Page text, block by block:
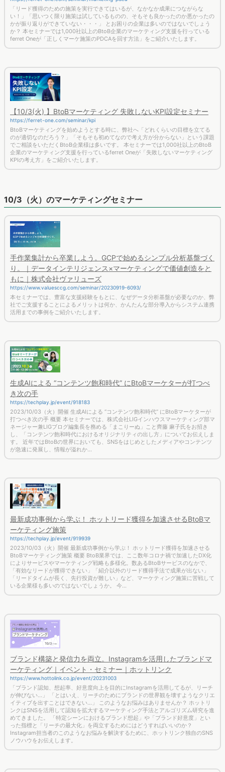
「リード獲得のための施策を実行できてはいるが、なかなか成果につながらな
い！」「思いつく限り施策は試しているものの、そもそも良かったのか悪かったの
かが振り返りができていない・・・」 とお困りの企業は多いのではないでしょう
か？ 本セミナーでは1,000社以上のBtoB企業のマーケティング支援を行っている
ferret Oneが「正しくマーケ施策のPDCAを回す方法」をご紹介いたします。
【10/3(火) 】BtoBマーケティング 失敗しないKPI設定セミナー
https://ferret-one.com/seminar/kpi
BtoBマーケティングを始めようとする時に、弊社へ「どれくらいの目標を立てる
のが適切なのだろう？」「そもそも初めてなので考え方が分からない」という課題
でご相談をいただくBtoB企業様は多いです。 本セミナーでは1,000社以上のBtoB
企業のマーケティング支援を行っているferret Oneが「失敗しないマーケティング
KPIの考え方」をご紹介いたします。
10/3（火）のマーケティングセミナー
手作業集計から卒業しよう。GCPで始めるシンプル分析基盤づく
り。｜データインテリジェンス×マーケティングで価値創造をと
もに｜株式会社ヴァリューズ
https://www.valuesccg.com/seminar/20230919-6093/
本セミナーでは、豊富な支援経験をもとに、なぜデータ分析基盤が必要なのか、弊
社でご支援することによるメリットは何か、かんたんな部分導入からシステム連携
活用までの事例をご紹介いたします。
生成AIによる “コンテンツ飽和時代” にBtoBマーケターが打つべ
き次の手
https://techplay.jp/event/918183
2023/10/03（火）開催 生成AIによる “コンテンツ飽和時代” にBtoBマーケターが
打つべき次の手 概要 本セミナーでは、株式会社LIGインハウスマーケティング部マ
ネージャー兼LIGブログ編集長を務める「まこりーぬ」こと齊藤 麻子氏をお招き
し、「コンテンツ飽和時代におけるオリジナリティの出し方」についてお伝えしま
す。 近年ではBtoBの世界においても、SNSをはじめとしたメディアやコンテンツ
が急速に発展し、情報が溢れか...
最新成功事例から学ぶ！ ホットリード獲得を加速させるBtoBマ
ーケティング施策
https://techplay.jp/event/919939
2023/10/03（火）開催 最新成功事例から学ぶ！ ホットリード獲得を加速させる
BtoBマーケティング施策 概要 BtoB業界では、ここ数年コロナ禍で加速したDX化
によりサービスやマーケティング戦略も多様化。数あるBtoBサービスのなかで、
「有効なリードが獲得できない」「紹介以外のリード獲得手法で成果が出ない」
「リードタイムが長く、先行投資が難しい」など、マーケティング施策に苦戦して
いる企業様も多いのではないでしょうか。 今...
ブランド構築と発信力を両立。Instagramを活用したブランドマ
ーケティング｜イベント・セミナー｜ホットリンク
https://www.hottolink.co.jp/event/20231003
「ブランド認知、想起率、好意度向上を目的にInstagramを活用してるが、リーチ
が伸びない...」 「とはいえ、リーチのためにブランドの世界観を壊すようなクリエ
イティブを出すことはできない...」 このようなお悩みはありませんか？ ホットリ
ンクはSNSを活用して認知を拡大するマーケティング手法とアルゴリズム研究を進
めてきました。 「特定シーンにおけるブランド想起」や「ブランド好意度」とい
った指標と「リーチの最大化」を両立するためにはどうすればいいのか？
Instagram担当者のこのようなお悩みを解決するために、ホットリンク独自のSNS
ノウハウをお伝えします。